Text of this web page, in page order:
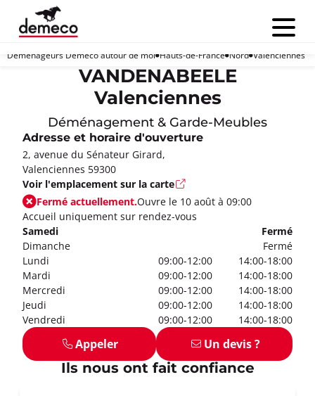
Menu
Déménageurs Demeco autour de moi Hauts-de-France Nord Valenciennes
VANDENABEELE
Valenciennes
Déménagement & Garde-Meubles
Adresse et horaire d'ouverture
2, avenue du Sénateur Girard,
Valenciennes 59300
Voir l'emplacement sur la carte
Fermé actuellement.Ouvre le 10 août à 09:00
Accueil uniquement sur rendez-vous
Samedi
Fermé
Dimanche
Fermé
Lundi
09:00-12:00
14:00-18:00
Mardi
09:00-12:00
14:00-18:00
Mercredi
09:00-12:00
14:00-18:00
Jeudi
09:00-12:00
14:00-18:00
Vendredi
09:00-12:00 14:00-18:00
Appeler Un devis ?
Ils nous ont fait confiance